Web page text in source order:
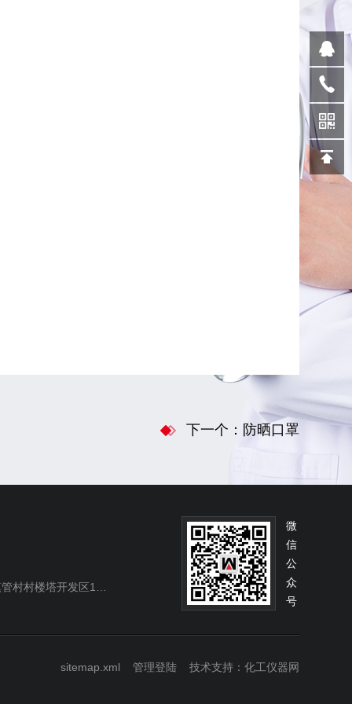
下一个：防晒口罩
微
信
公
众
号
村楼塔开发区138号
sitemap.xml 管理登陆技术支持： 化工仪器网